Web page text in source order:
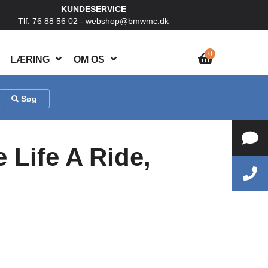
LÆRING OM OS
0
KUNDESERVICE
Tlf: 76 88 56 02 - webshop@bmwmc.dk
Søg
Life A Ride,